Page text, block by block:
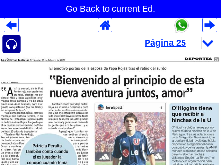
Go Back to current Ed.
Despliegues Analytics
Despliegues Totales
Despliegues por Rubros